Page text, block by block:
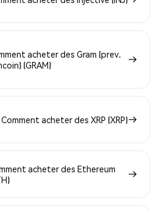
acheter des Gram (prev.
(GRAM)
Comment acheter des XRP (XRP)
acheter des Ethereum